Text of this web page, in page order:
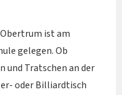
ist am
gelegen. Ob
und Tratschen an der
oder Billiardtisch